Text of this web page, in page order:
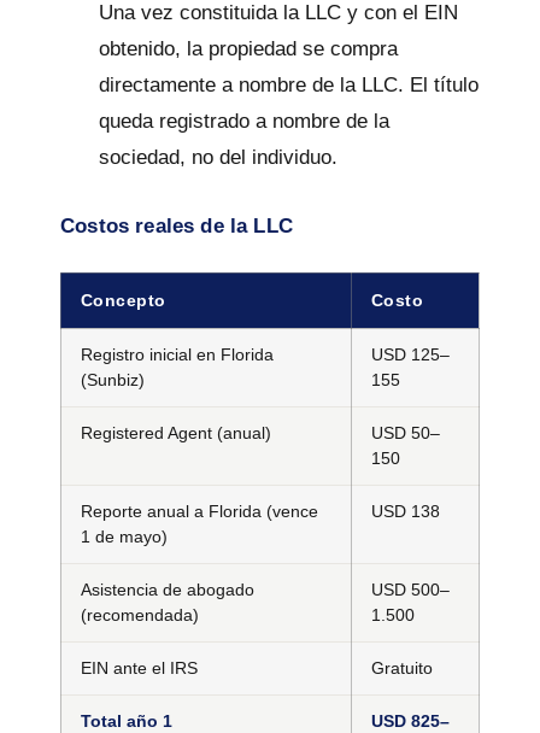
Una vez constituida la LLC y con el EIN
obtenido, la propiedad se compra
directamente a nombre de la LLC. El título
queda registrado a nombre de la
sociedad, no del individuo.
Costos reales de la LLC
Concepto Costo
Registro inicial en Florida
(Sunbiz)
USD 125–
155
Registered Agent (anual)
USD 50–
150
Reporte anual a Florida (vence
1 de mayo)
USD 138
Asistencia de abogado
(recomendada)
USD 500–
1.500
EIN ante el IRS Gratuito
Total año 1
USD 825–